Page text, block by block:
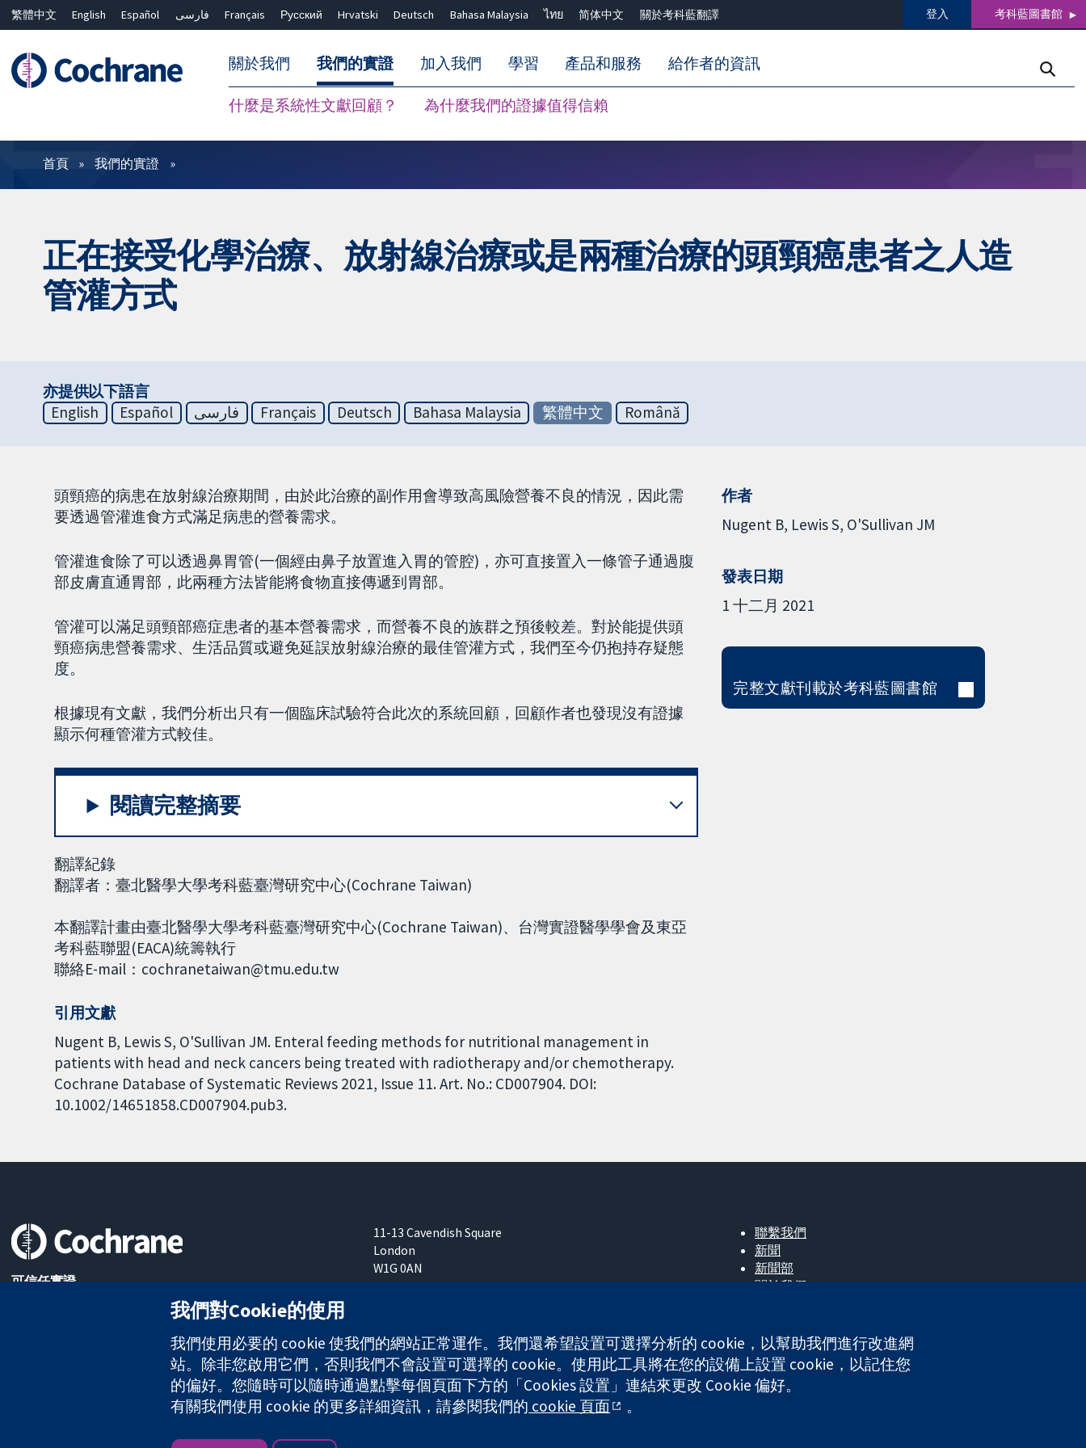
繁體中文 English Español فارسی Français Русский Hrvatski Deutsch Bahasa Malaysia ไทย 简体中文 關於考科藍翻譯 登入 考科藍圖書館
關於我們 我們的實證
什麼是系統性文獻回顧？ 為什麼我們的證據值得信賴
加入我們 學習 產品和服務 給作者的資訊
篩選條件
首頁 我們的實證
正在接受化學治療、放射線治療或是兩種治療的頭頸癌患者之人造
管灌方式
亦提供以下語言
English
Español فارسی Français Deutsch Bahasa Malaysia 繁體中文 Română
頭頸癌的病患在放射線治療期間，由於此治療的副作用會導致高風險營養不良的情況，因此需
要透過管灌進食方式滿足病患的營養需求。
管灌進食除了可以透過鼻胃管(一個經由鼻子放置進入胃的管腔)，亦可直接置入一條管子通過腹
部皮膚直通胃部，此兩種方法皆能將食物直接傳遞到胃部。
管灌可以滿足頭頸部癌症患者的基本營養需求，而營養不良的族群之預後較差。對於能提供頭
頸癌病患營養需求、生活品質或避免延誤放射線治療的最佳管灌方式，我們至今仍抱持存疑態
度。
根據現有文獻，我們分析出只有一個臨床試驗符合此次的系統回顧，回顧作者也發現沒有證據
顯示何種管灌方式較佳。
閱讀完整摘要
翻譯紀錄
翻譯者：臺北醫學大學考科藍臺灣研究中心(Cochrane Taiwan)
本翻譯計畫由臺北醫學大學考科藍臺灣研究中心(Cochrane Taiwan)、台灣實證醫學學會及東亞
考科藍聯盟(EACA)統籌執行
聯絡E-mail：cochranetaiwan@tmu.edu.tw
引用文獻
Nugent B, Lewis S, O'Sullivan JM. Enteral feeding methods for nutritional management in
patients with head and neck cancers being treated with radiotherapy and/or chemotherapy.
Cochrane Database of Systematic Reviews 2021, Issue 11. Art. No.: CD007904. DOI:
10.1002/14651858.CD007904.pub3.
作者
Nugent B Lewis S O'Sullivan JM
發表日期
1 十二月 2021
完整文獻刊載於考科藍圖書館
可信任實證
11-13 Cavendish Square
London
W1G 0AN
United Kingdom
聯繫我們
新聞
新聞部
關於我們
The Cochrane Collaboration is a charity (no. 1045921) and a company limited by guarantee (no. 03044323) registered in England & Wales. VAT registration number GB 718 2127 49.
版權所有 © 2026 The Cochrane Collaboration
我們對Cookie的使用
我們使用必要的 cookie 使我們的網站正常運作。我們還希望設置可選擇分析的 cookie，以幫助我們進行改進網
站。除非您啟用它們，否則我們不會設置可選擇的 cookie。使用此工具將在您的設備上設置 cookie，以記住您
的偏好。您隨時可以隨時通過點擊每個頁面下方的「Cookies 設置」連結來更改 Cookie 偏好。
有關我們使用 cookie 的更多詳細資訊，請參閱我們的 cookie 頁面 。